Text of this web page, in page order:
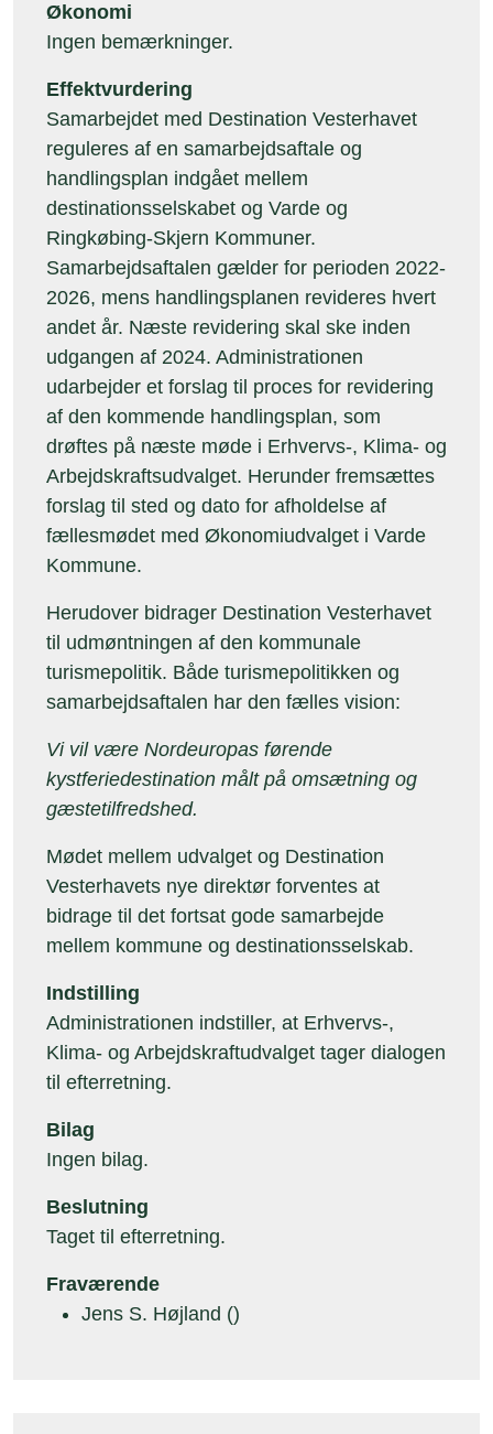
Økonomi
Ingen bemærkninger.
Effektvurdering
Samarbejdet med Destination Vesterhavet
reguleres af en samarbejdsaftale og
handlingsplan indgået mellem
destinationsselskabet og Varde og
Ringkøbing-Skjern Kommuner.
Samarbejdsaftalen gælder for perioden 2022-
2026, mens handlingsplanen revideres hvert
andet år. Næste revidering skal ske inden
udgangen af 2024. Administrationen
udarbejder et forslag til proces for revidering
af den kommende handlingsplan, som
drøftes på næste møde i Erhvervs-, Klima- og
Arbejdskraftsudvalget. Herunder fremsættes
forslag til sted og dato for afholdelse af
fællesmødet med Økonomiudvalget i Varde
Kommune.
Herudover bidrager Destination Vesterhavet
til udmøntningen af den kommunale
turismepolitik. Både turismepolitikken og
samarbejdsaftalen har den fælles vision:
Vi vil være Nordeuropas førende
kystferiedestination målt på omsætning og
gæstetilfredshed.
Mødet mellem udvalget og Destination
Vesterhavets nye direktør forventes at
bidrage til det fortsat gode samarbejde
mellem kommune og destinationsselskab.
Indstilling
Administrationen indstiller, at Erhvervs-,
Klima- og Arbejdskraftudvalget tager dialogen
til efterretning.
Bilag
Ingen bilag.
Beslutning
Taget til efterretning.
Fraværende
Jens S. Højland ()